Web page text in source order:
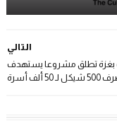
التالي
بغزة تطلق مشروعا يستهدف
لـ 50 ألف أسرة